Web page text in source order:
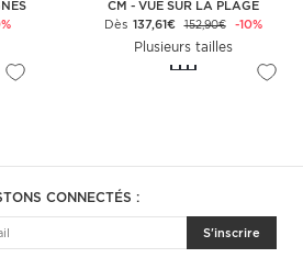
CM - VUE SUR LA PLAGE
Dès 137,61€ 152,90€ -10%
Plusieurs tailles
CONNECTÉS :
S'inscrire